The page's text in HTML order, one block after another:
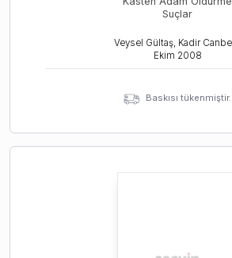
Suçlar
Ekim 2008
Baskısı tükenmiştir.